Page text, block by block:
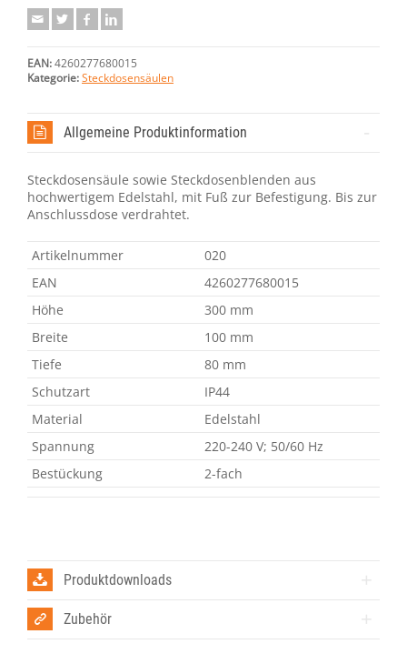
EAN: 4260277680015
Kategorie: Steckdosensäulen
Allgemeine Produktinformation
Steckdosensäule sowie Steckdosenblenden aus
hochwertigem Edelstahl, mit Fuß zur Befestigung. Bis zur
Anschlussdose verdrahtet.
Artikelnummer
020
EAN
4260277680015
Höhe
300 mm
Breite
100 mm
Tiefe
80 mm
Schutzart
IP44
Material
Edelstahl
Spannung
220-240 V; 50/60 Hz
Bestückung
2-fach
Produktdownloads
Zubehör